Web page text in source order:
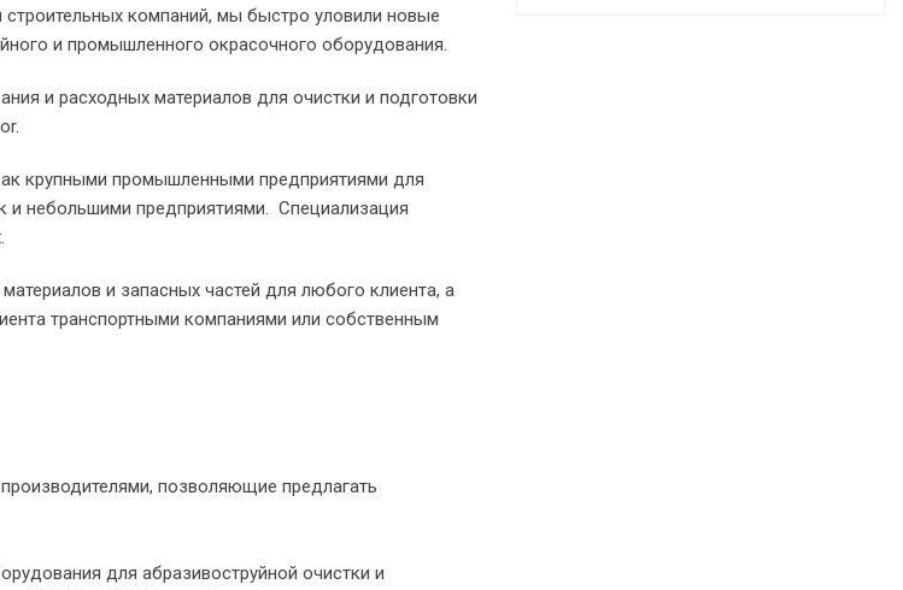
компаний, мы быстро уловили новые
и промышленного окрасочного оборудования.
и расходных материалов для очистки и подготовки
крупными промышленными предприятиями для
и небольшими предприятиями. Специализация
и запасных частей для любого клиента, а
транспортными компаниями или собственным
позволяющие предлагать
для абразивоструйной очистки и